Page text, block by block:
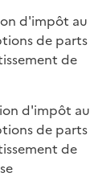
d'impôt au
de parts
de
d'impôt au
de parts
de